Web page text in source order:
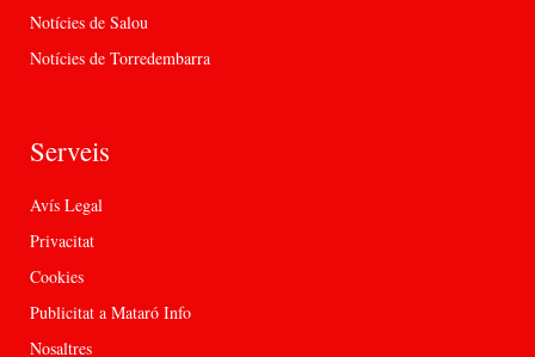
Notícies de Salou
Notícies de Torredembarra
Serveis
Avís Legal
Privacitat
Cookies
Publicitat a Mataró Info
Nosaltres